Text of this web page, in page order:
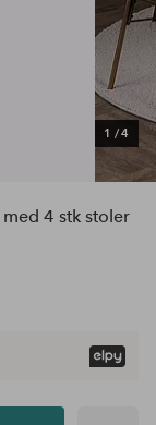
1 /4
4 stk stoler